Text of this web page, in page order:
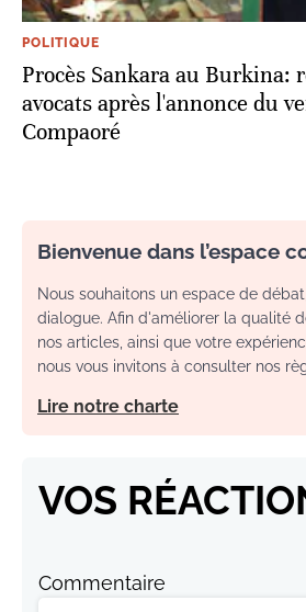
POLITIQUE
Procès Sankara au Burkina:
avocats après l'annonce du
Compaoré
Bienvenue dans l’espace
Nous souhaitons un espace de
dialogue. Afin d'améliorer la qualité
nos articles, ainsi que votre
nous vous invitons à consulter nos
Lire notre charte
VOS
Commentaire